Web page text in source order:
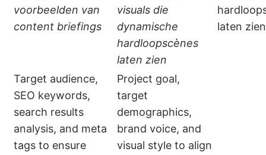
voorbeelden van
content briefings
visuals die
dynamische
hardloopscènes
laten zien
laten zien
Target audience,
SEO keywords,
search results
analysis, and meta
tags to ensure
Project goal,
target
demographics,
brand voice, and
visual style to align